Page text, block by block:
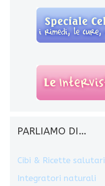
PARLIAMO DI…
Cibi & Ricette salutari
Integratori naturali